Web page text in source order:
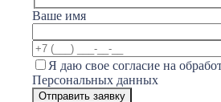
Ваше имя
Я даю свое согласие на
Персональных данных